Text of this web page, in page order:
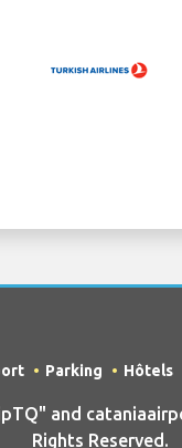
Parking Hôtels
and
Rights Reserved.